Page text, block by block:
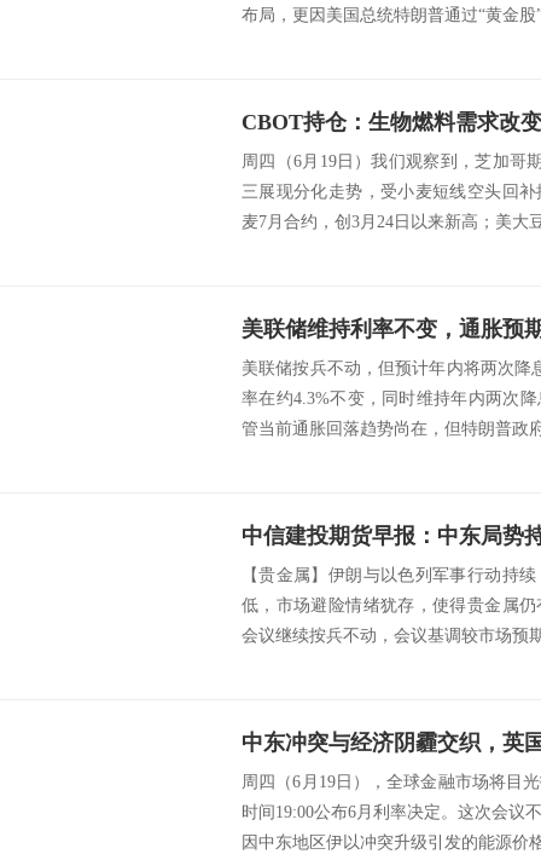
布局，更因美国总统特朗普通过“黄金
周四（6月19日）我们观察到，芝加哥
三展现分化走势，受小麦短线空头回
麦7月合约，创3月24日以来新高；美大
美联储按兵不动，但预计年内将两次降
率在约4.3%不变，同时维持年内两次
管当前通胀回落趋势尚在，但特朗普政
【贵金属】伊朗与以色列军事行动持
低，市场避险情绪犹存，使得贵金属
会议继续按兵不动，会议基调较市场预
中东冲突与经济阴霾交织，英
周四（6月19日），全球金融市场将目
时间19:00公布6月利率决定。这次会议
因中东地区伊以冲突升级引发的能源价